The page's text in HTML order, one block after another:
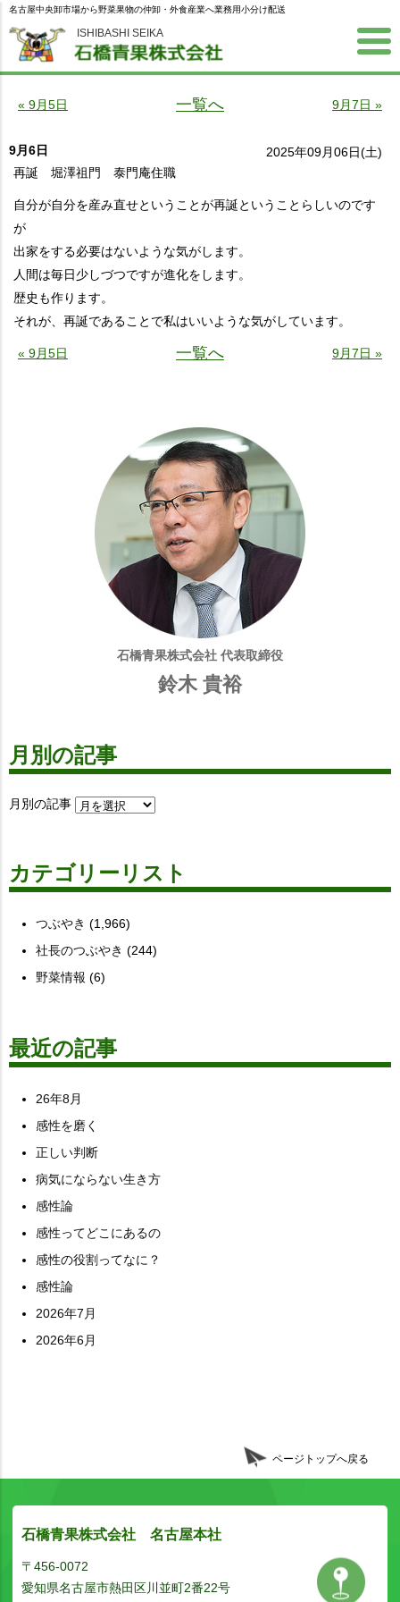
ISHIBASHI SEIKA
名古屋中央卸市場から野菜果物の仲卸・外食産業へ業務用小分け配送
« 9月5日 一覧へ 9月7日 »
9月6日
2025年09月06日(土)
再誕 堀澤祖門 泰門庵住職
自分が自分を産み直せということが再誕ということらしいのです
が
出家をする必要はないような気がします。
人間は毎日少しづつですが進化をします。
歴史も作ります。
それが、再誕であることで私はいいような気がしています。
« 9月5日 一覧へ 9月7日 »
石橋青果株式会社 代表取締役
鈴木 貴裕
月別の記事
月別の記事
カテゴリーリスト
つぶやき (1,966)
社長のつぶやき (244)
野菜情報 (6)
最近の記事
26年8月
感性を磨く
正しい判断
病気にならない生き方
感性論
感性ってどこにあるの
感性の役割ってなに？
感性論
2026年7月
2026年6月
ページトップへ戻る
石橋青果株式会社 名古屋本社
〒456-0072
愛知県名古屋市熱田区川並町2番22号